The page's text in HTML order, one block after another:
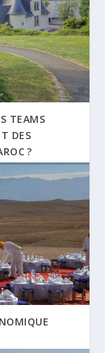
TEAMS
DES
?